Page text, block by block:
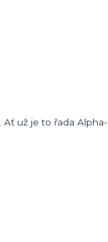
Ať už je to řada Alpha-